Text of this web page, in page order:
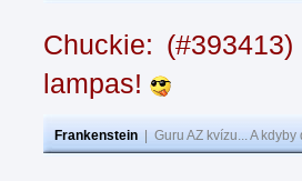
Chuckie:
lampas!
Frankenstein Guru AZ kvízu... A